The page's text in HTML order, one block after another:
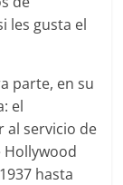
les gusta el
parte, en su
el
al servicio de
Hollywood
hasta